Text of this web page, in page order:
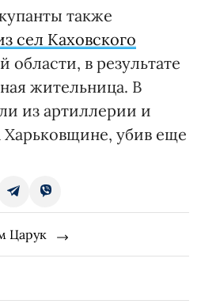
также
сел Каховского
области, в результате
жительница. В
из артиллерии и
Харьковщине, убив еще
Царук